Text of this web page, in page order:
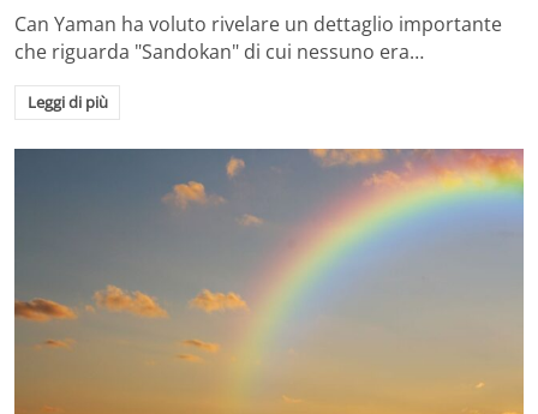
Can Yaman ha voluto rivelare un dettaglio importante
che riguarda "Sandokan" di cui nessuno era…
Leggi di più